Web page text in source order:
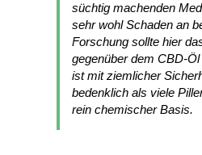
süchtig machenden
sehr wohl Schaden an
Forschung sollte hier
gegenüber dem CBD-
ist mit ziemlicher
bedenklich als viele
rein chemischer Basis.